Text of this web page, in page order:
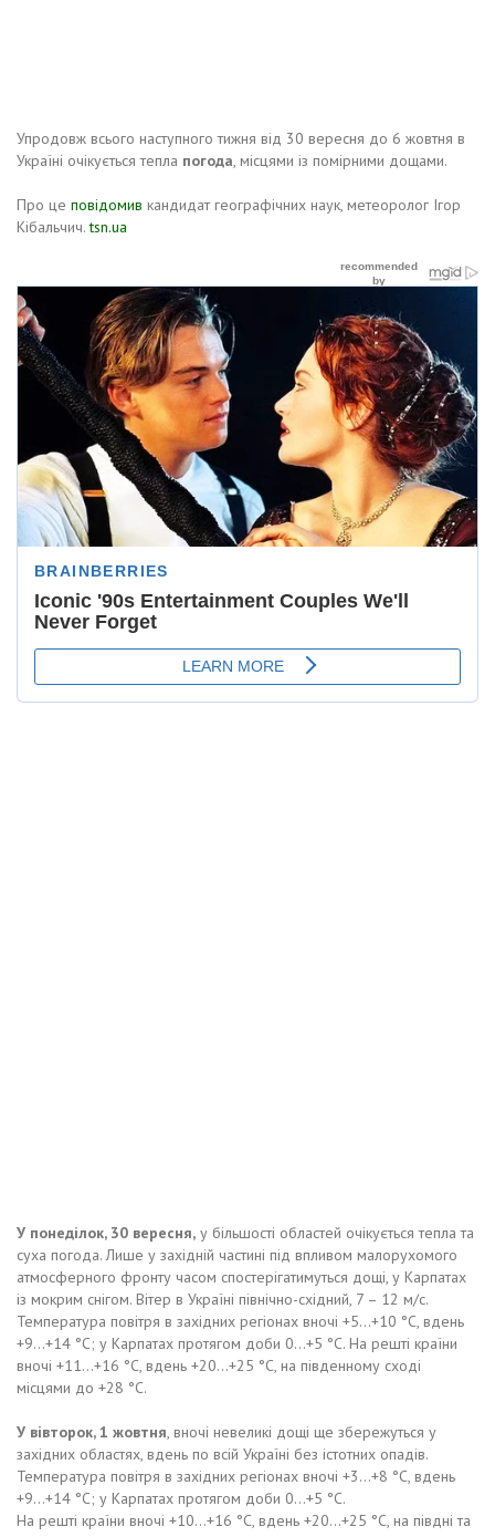
Упродовж всього наступного тижня від 30 вересня до 6 жовтня в
Україні очікується тепла погода, місцями із помірними дощами.
Про це повідомив кандидат географічних наук, метеоролог Ігор
Кібальчич.tsn.ua
У понеділок, 30 вересня, у більшості областей очікується тепла та
суха погода. Лише у західній частині під впливом малорухомого
атмосферного фронту часом спостерігатимуться дощі, у Карпатах
із мокрим снігом. Вітер в Україні північно-східний, 7 – 12 м/с.
Температура повітря в західних регіонах вночі +5…+10 °С, вдень
+9…+14 °С; у Карпатах протягом доби 0…+5 °С. На решті країни
вночі +11…+16 °С, вдень +20…+25 °С, на південному сході
місцями до +28 °С.
У вівторок, 1 жовтня, вночі невеликі дощі ще збережуться у
західних областях, вдень по всій Україні без істотних опадів.
Температура повітря в західних регіонах вночі +3…+8 °С, вдень
+9…+14 °С; у Карпатах протягом доби 0…+5 °С.
На решті країни вночі +10…+16 °С, вдень +20…+25 °С, на півдні та